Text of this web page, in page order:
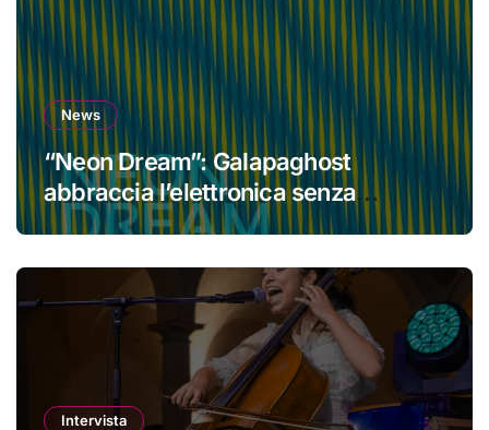
News
“Neon Dream”: Galapaghost
abbraccia l’elettronica senza
perdere la propria identità
Intervista